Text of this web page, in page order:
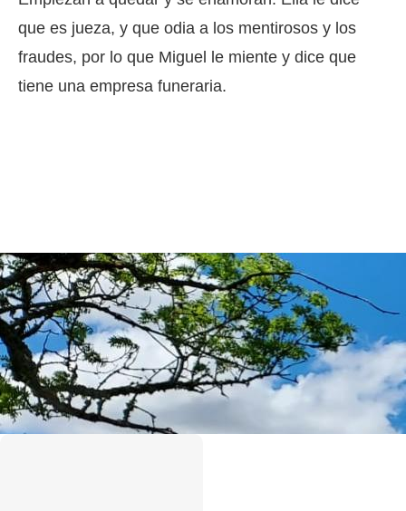
que es jueza, y que odia a los mentirosos y los
fraudes, por lo que Miguel le miente y dice que
tiene una empresa funeraria.